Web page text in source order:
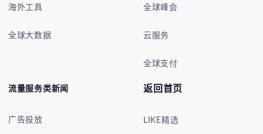
海外工具
全球大数据
全球峰会
云服务
全球支付
流量服务类新闻
广告投放
返回首页
LIKE精选